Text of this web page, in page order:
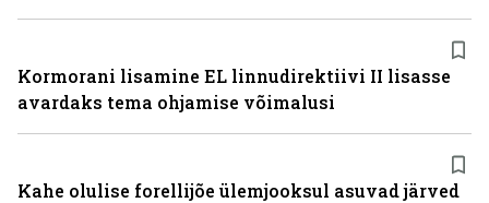
Kormorani lisamine EL linnudirektiivi II lisasse
avardaks tema ohjamise võimalusi
Kahe olulise forellijõe ülemjooksul asuvad järved